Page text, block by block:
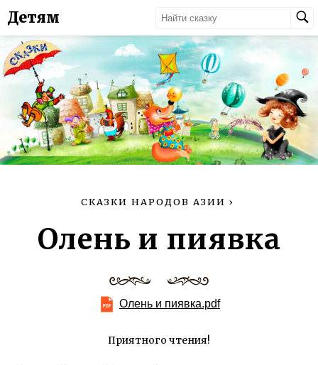
Детям
СКАЗКИ НАРОДОВ АЗИИ ›
Олень и пиявка
Олень и пиявка.pdf
Приятного чтения!